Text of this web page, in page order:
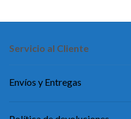
Servicio al Cliente
Envíos y Entregas